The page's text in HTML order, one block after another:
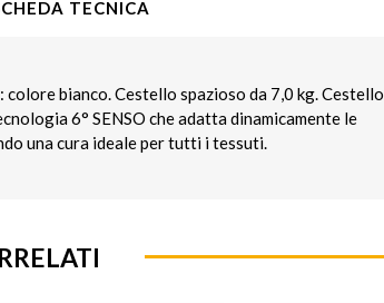
TECNICA
bianco. Cestello spazioso da 7,0 kg. Cestello
6° SENSO che adatta dinamicamente le
una cura ideale per tutti i tessuti.